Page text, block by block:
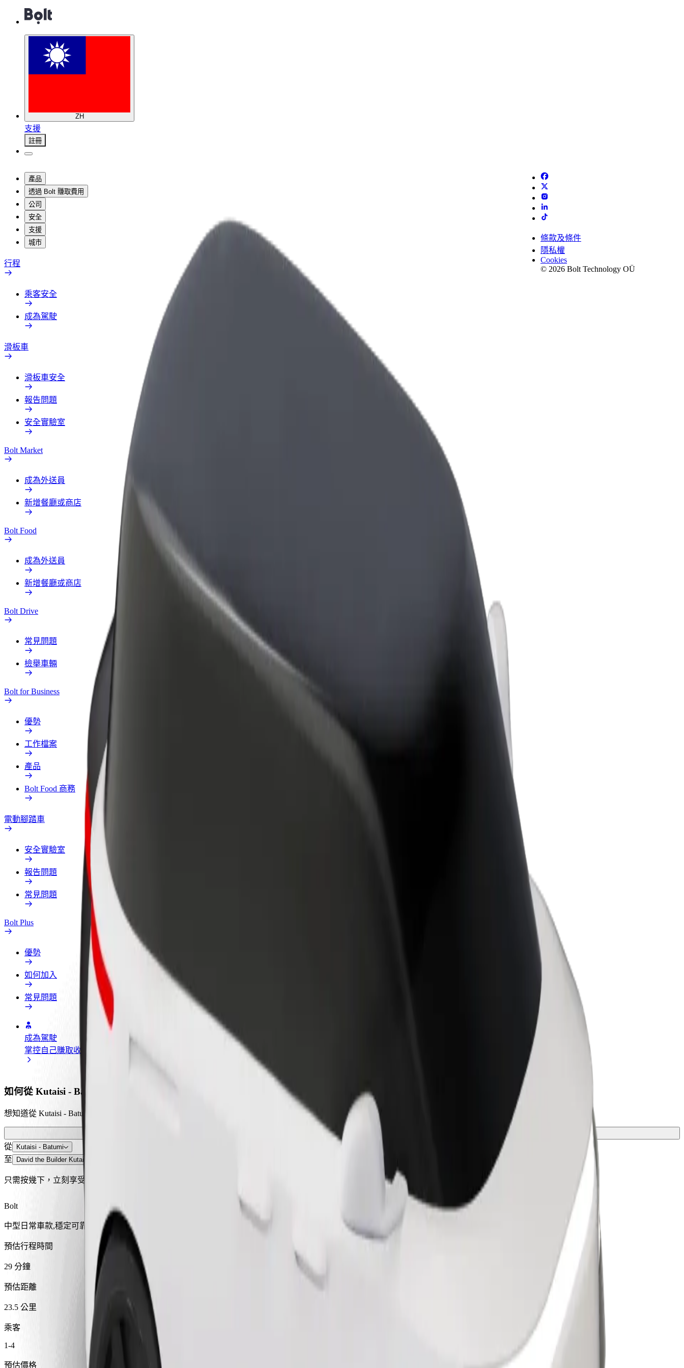
ZH
支援
註冊
產品
透過 Bolt 賺取費用
公司
安全
支援
城市
行程
乘客安全
成為駕駛
滑板車
滑板車安全
報告問題
安全實驗室
Bolt Market
成為外送員
新增餐廳或商店
Bolt Food
成為外送員
新增餐廳或商店
Bolt Drive
常見問題
檢舉車輛
Bolt for Business
優勢
工作檔案
產品
Bolt Food 商務
電動腳踏車
安全實驗室
報告問題
常見問題
Bolt Plus
優勢
如何加入
常見問題
成為駕駛
掌控自己賺取收入的方式
成為外送員
新增餐廳或商店
觸及更多顧客，提升收入
條款及條件
隱私權
Cookies
© 2026 Bolt Technology OÜ
如何從 Kutaisi - Batumi 前往 David the Builder Kutaisi International Airport
想知道從 Kutaisi - Batumi 到 David the Builder Kutaisi International Airport 的最佳方式嗎?瀏覽我們的服務,找到最適合你行程的選項。
取得應用程式
從 Kutaisi - Batumi
至 David the Builder Kutaisi International Airport
只需按幾下，立刻享受舒適便利！
Bolt
中型日常車款,穩定可靠
預估行程時間
29 分鐘
預估距離
23.5 公里
乘客
1-4
預估價格